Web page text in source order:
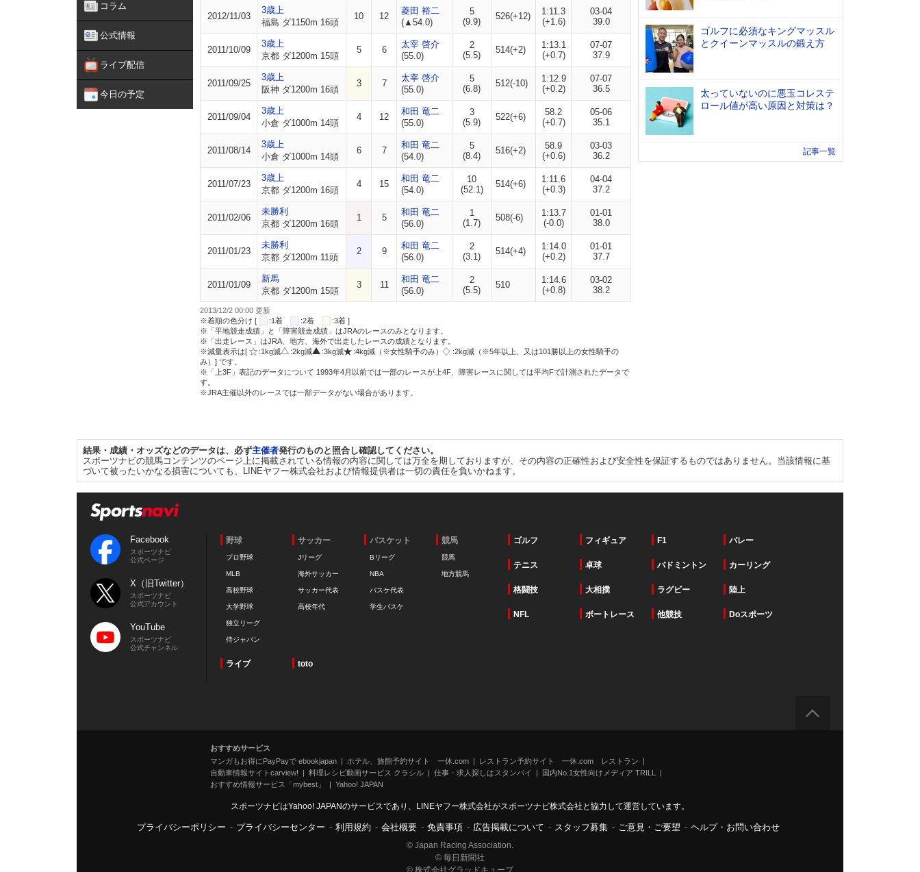
コラム
公式情報
ライブ配信
今日の予定
2012/11/03
3歳上
福島 ダ1150m 16頭
10 12
菱田 裕二
(▲54.0)
5
(9.9)
526(+12)
1:11.3
(+1.6)
03-04
39.0
2011/10/09
3歳上
京都 ダ1200m 15頭
5 6
太宰 啓介
(55.0)
2
(5.5)
514(+2)
1:13.1
(+0.7)
07-07
37.9
2011/09/25
3歳上
阪神 ダ1200m 16頭
3 7
太宰 啓介
(55.0)
5
(6.8)
512(-10)
1:12.9
(+0.2)
07-07
36.5
2011/09/04
3歳上
小倉 ダ1000m 14頭
4 12
和田 竜二
(55.0)
3
(5.9)
522(+6)
58.2
(+0.7)
05-06
35.1
2011/08/14
3歳上
小倉 ダ1000m 14頭
6 7
和田 竜二
(54.0)
5
(8.4)
516(+2)
58.9
(+0.6)
03-03
36.2
2011/07/23
3歳上
京都 ダ1200m 16頭
4 15
和田 竜二
(54.0)
10
(52.1)
514(+6)
1:11.6
(+0.3)
04-04
37.2
2011/02/06
未勝利
京都 ダ1200m 16頭
1 5
和田 竜二
(56.0)
1
(1.7)
508(-6)
1:13.7
(-0.0)
01-01
38.0
2011/01/23
未勝利
京都 ダ1200m 11頭
2 9
和田 竜二
(56.0)
2
(3.1)
514(+4)
1:14.0
(+0.2)
01-01
37.7
2011/01/09
新馬
京都 ダ1200m 15頭
3 11
和田 竜二
(56.0)
2
(5.5)
510
1:14.6
(+0.8)
03-02
38.2
2013/12/2 00:00 更新
※着順の色分け [
:1着 :2着
:3着 ]
※「平地競走成績」と「障害競走成績」はJRAのレースのみとなります。
※「出走レース」はJRA、地方、海外で出走したレースの成績となります。
※減量表示は[
:1kg減 :2kg減 :3kg減 :4kg減（※女性騎手のみ）
:2kg減（※5年以上、又は101勝以上の女性騎手の
み）] です。
※「上3F」表記のデータについて 1993年4月以前では一部のレースが上4F、障害レースに関しては平均Fで計測されたデータで
す。
※JRA主催以外のレースでは一部データがない場合があります。
ゴルフに必須なキングマッスル
とクイーンマッスルの鍛え方
太っていないのに悪玉コレステ
ロール値が高い原因と対策は？
記事一覧
結果・成績・オッズなどのデータは、必ず主催者発行のものと照合し確認してください。
スポーツナビの競馬コンテンツのページ上に掲載されている情報の内容に関しては万全を期しておりますが、その内容の正確性および安全性を保証するものではありません。当該情報に基
づいて被ったいかなる損害についても、LINEヤフー株式会社および情報提供者は一切の責任を負いかねます。
Facebook
スポーツナビ
公式ページ
X（旧Twitter）
スポーツナビ
公式アカウント
YouTube
スポーツナビ
公式チャンネル
野球
プロ野球
MLB
高校野球
大学野球
独立リーグ
侍ジャパン
サッカー
Jリーグ
海外サッカー
サッカー代表
高校年代
バスケット
Bリーグ
NBA
バスケ代表
学生バスケ
競馬
競馬
地方競馬
ゴルフ フィギュア F1 バレー
テニス 卓球 バドミントン カーリング
格闘技 大相撲 ラグビー 陸上
NFL ボートレース 他競技 Doスポーツ
ライブ toto
おすすめサービス
マンガもお得にPayPayで ebookjapan
ホテル、旅館予約サイト 一休.com
レストラン予約サイト 一休.com レストラン
自動車情報サイトcarview!
料理レシピ動画サービス クラシル 仕事・求人探しはスタンバイ
国内No.1女性向けメディア TRILL
おすすめ情報サービス「mybest」
Yahoo! JAPAN
スポーツナビはYahoo! JAPANのサービスであり、LINEヤフー株式会社がスポーツナビ株式会社と協力して運営しています。
プライバシーポリシー - プライバシーセンター - 利用規約 - 会社概要 - 免責事項 - 広告掲載について - スタッフ募集 - ご意見・ご要望 - ヘルプ・お問い合わせ
© Japan Racing Association.
© 毎日新聞社
© 株式会社グラッドキューブ